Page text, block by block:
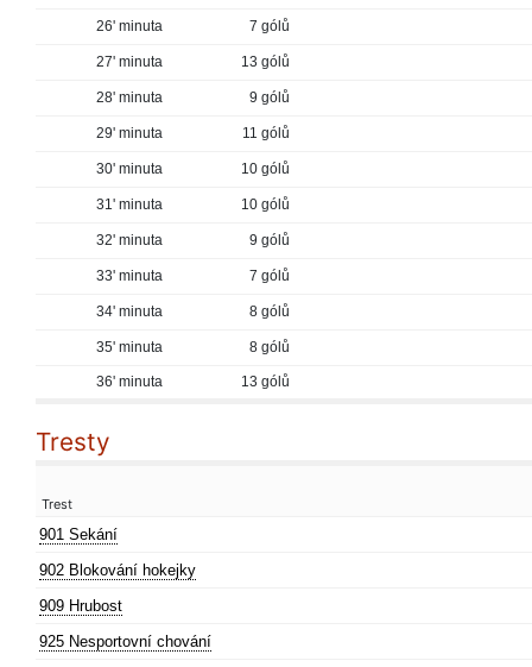
26' minuta 7 gólů
27' minuta 13 gólů
28' minuta 9 gólů
29' minuta 11 gólů
30' minuta 10 gólů
31' minuta 10 gólů
32' minuta 9 gólů
33' minuta 7 gólů
34' minuta 8 gólů
35' minuta 8 gólů
36' minuta 13 gólů
Tresty
Trest
901 Sekání
902 Blokování hokejky
909 Hrubost
925 Nesportovní chování